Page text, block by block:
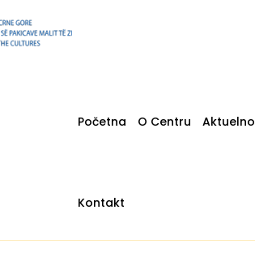
Početna O Centru Aktuelno
Kontakt